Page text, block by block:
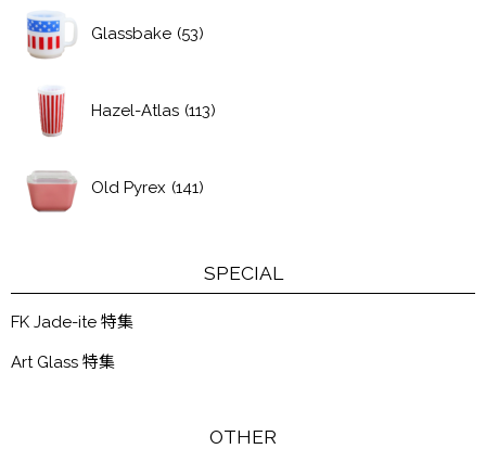
Glassbake (53)
Hazel-Atlas (113)
Old Pyrex (141)
SPECIAL
FK Jade-ite 特集
Art Glass 特集
OTHER